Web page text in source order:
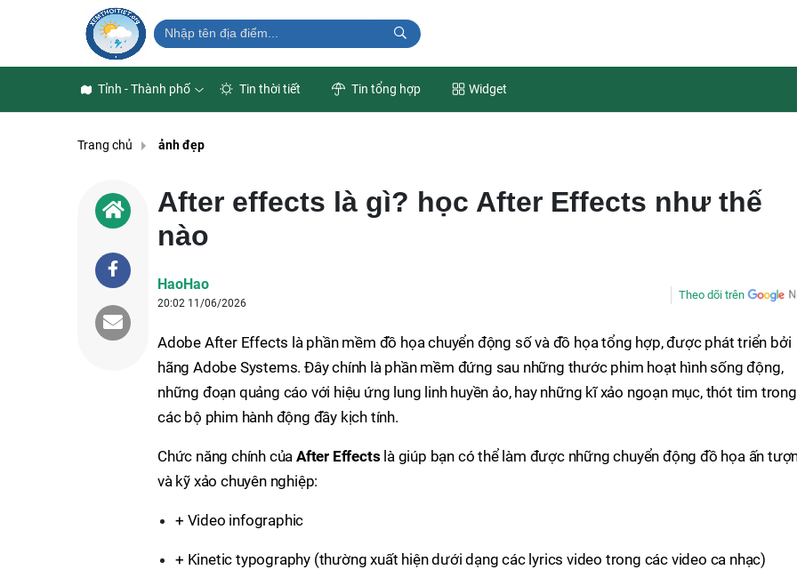
Tỉnh - Thành phố Tin thời tiết Tin tổng hợp Widget
Trang chủ ảnh đẹp
After effects là gì? học After Effects như thế
nào
HaoHao
20:02 11/06/2026
Theo dõi trên
Adobe After Effects là phần mềm đồ họa chuyển động số và đồ họa tổng hợp, được phát triển bởi
hãng Adobe Systems. Đây chính là phần mềm đứng sau những thước phim hoạt hình sống động,
những đoạn quảng cáo với hiệu ứng lung linh huyền ảo, hay những kĩ xảo ngoạn mục, thót tim trong
các bộ phim hành động đầy kịch tính.
Chức năng chính của After Effects là giúp bạn có thể làm được những chuyển động đồ họa ấn
và kỹ xảo chuyên nghiệp:
+ Video infographic
+ Kinetic typography (thường xuất hiện dưới dạng các lyrics video trong các video ca nhạc)